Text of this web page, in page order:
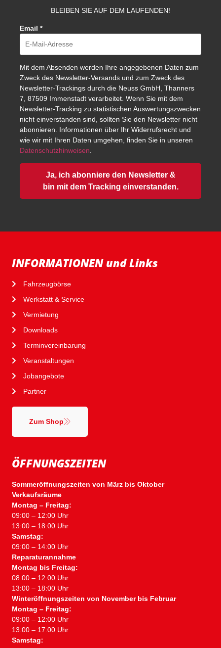
BLEIBEN SIE AUF DEM LAUFENDEN!
Email *
Mit dem Absenden werden Ihre angegebenen Daten zum
Zweck des Newsletter-Versands und zum Zweck des
Newsletter-Trackings durch die Neuss GmbH, Thanners
7, 87509 Immenstadt verarbeitet. Wenn Sie mit dem
Newsletter-Tracking zu statistischen Auswertungszwecken
nicht einverstanden sind, sollten Sie den Newsletter nicht
abonnieren. Informationen über Ihr Widerrufsrecht und
wie wir mit Ihren Daten umgehen, finden Sie in unseren
Datenschutzhinweisen.
Ja, ich abonniere den Newsletter &
bin mit dem Tracking einverstanden.
ÖFFNUNGSZEITEN
Sommeröffnungszeiten von März bis Oktober
Verkaufsräume
Montag – Freitag:
09:00 – 12:00 Uhr
13:00 – 18:00 Uhr
Samstag:
09:00 – 14:00 Uhr
Reparaturannahme
Montag bis Freitag:
08:00 – 12:00 Uhr
13:00 – 18:00 Uhr
Winteröffnungszeiten von November bis Februar
Montag – Freitag:
09:00 – 12:00 Uhr
13:00 – 17:00 Uhr
Samstag:
INFORMATIONEN und Links
Fahrzeugbörse
Werkstatt & Service
Vermietung
Downloads
Terminvereinbarung
Veranstaltungen
Jobangebote
Partner
Zum Shop